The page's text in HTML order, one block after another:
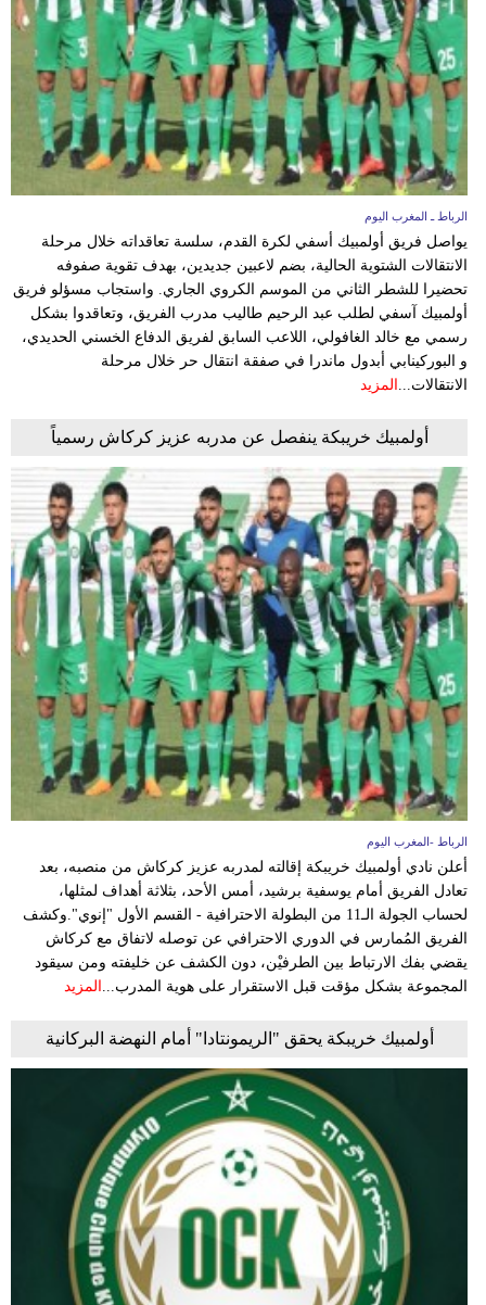
وسفر
ديكور
أخبار
البرلمان
إعلام
تعليم
مرأة
وتكنولوجيا
بيئة
مدوَّنات
أبراج
فيديو
سيارات
الرباط ـ المغرب اليوم
يواصل فريق أولمبيك أسفي لكرة القدم، سلسة تعاقداته خلال مرحلة
الانتقالات الشتوية الحالية، بضم لاعبين جديدين، بهدف تقوية صفوفه
تحضيرا للشطر الثاني من الموسم الكروي الجاري. واستجاب مسؤلو فريق
أولمبيك آسفي لطلب عبد الرحيم طاليب مدرب الفريق، وتعاقدوا بشكل
رسمي مع خالد الغافولي، اللاعب السابق لفريق الدفاع الخسني الحديدي،
و البوركينابي أبدول ماندرا في صفقة انتقال حر خلال مرحلة
الانتقالات... المزيد
أولمبيك خريبكة ينفصل عن مدربه عزيز كركاش رسمياً
الرباط -المغرب اليوم
أعلن نادي أولمبيك خريبكة إقالته لمدربه عزيز كركاش من منصبه، بعد
تعادل الفريق أمام يوسفية برشيد، أمس الأحد، بثلاثة أهداف لمثلها،
لحساب الجولة الـ11 من البطولة الاحترافية - القسم الأول "إنوي".وكشف
الفريق المُمارس في الدوري الاحترافي عن توصله لاتفاق مع كركاش
يقضي بفك الارتباط بين الطرفيْن، دون الكشف عن خليفته ومن سيقود
المجموعة بشكل مؤقت قبل الاستقرار على هوية المدرب... المزيد
أولمبيك خريبكة يحقق "الريمونتادا" أمام النهضة البركانية